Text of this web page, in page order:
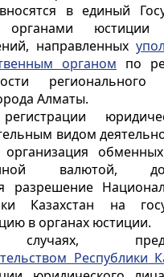
в единый
органами
направленных
органом по
регионального
Алматы.
видом
организация
валютой,
разрешение
Казахстан на
в органах юстиции.
Республики